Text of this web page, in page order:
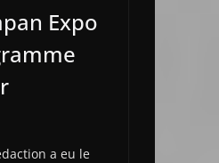
Expo
a eu le